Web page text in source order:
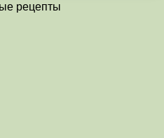
рецепты